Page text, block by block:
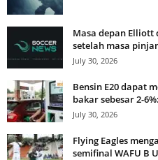
Masa depan Elliott
setelah masa
July 30, 2026
Bensin E20 dapat
bakar sebesar 2-
July 30, 2026
Flying Eagles
semifinal WAFU B